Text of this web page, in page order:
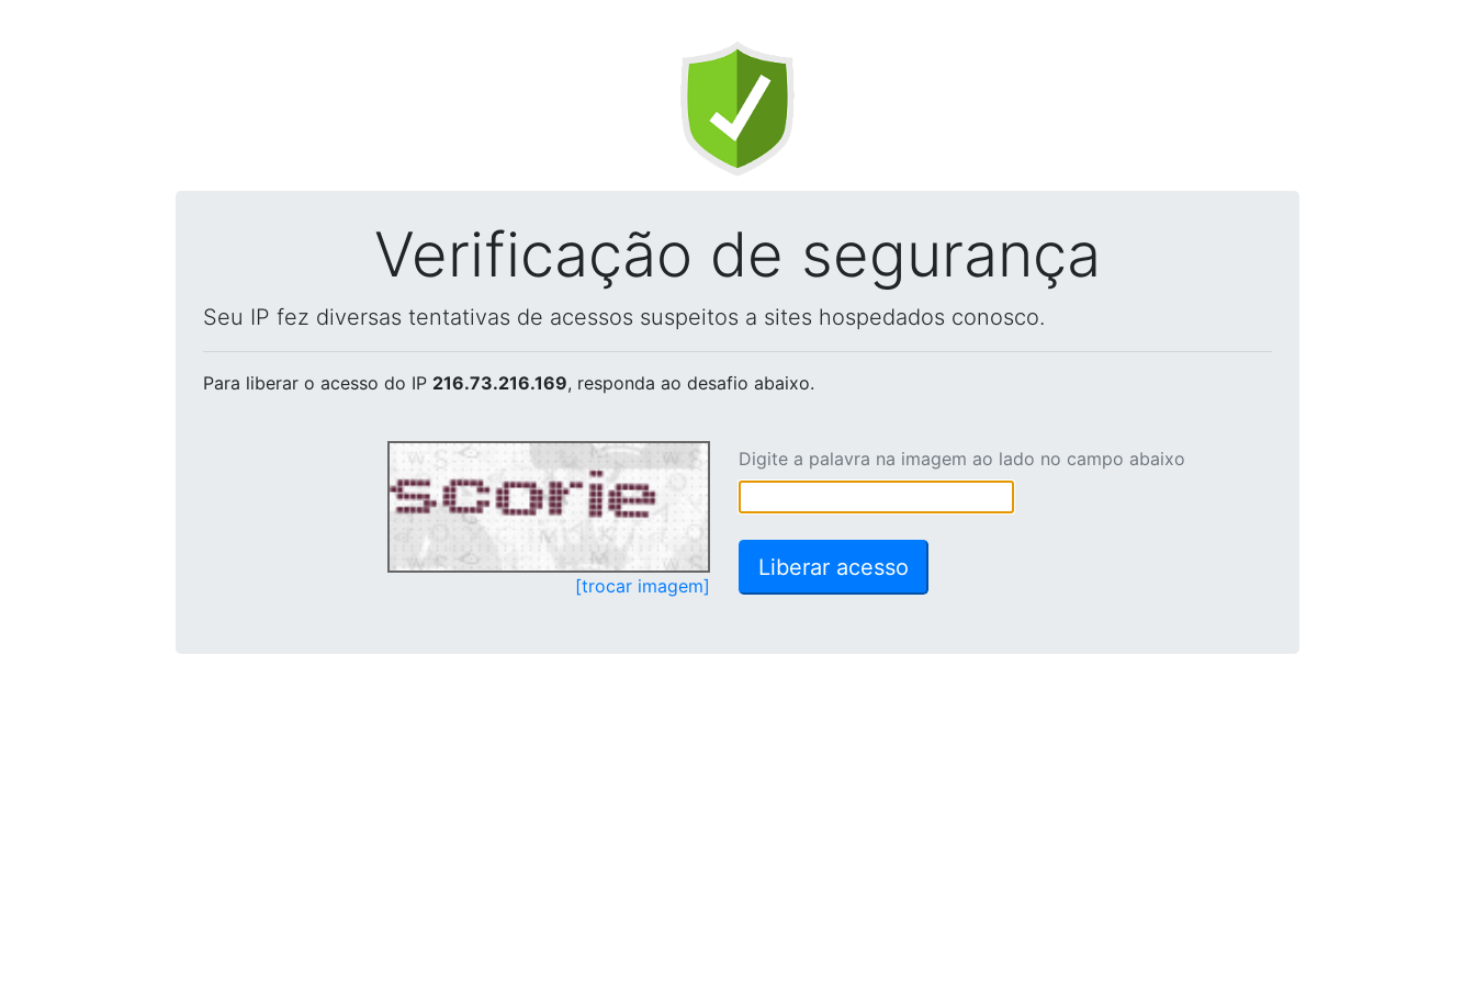
Verificação de segurança
Seu IP fez diversas tentativas de acessos suspeitos a sites hospedados conosco.
Para liberar o acesso do IP 216.73.216.169, responda ao desafio abaixo.
[trocar imagem]
Digite a palavra na imagem ao lado no campo abaixo